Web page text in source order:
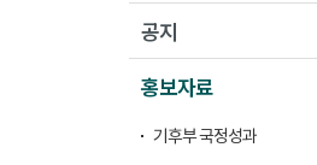
공지
홍보자료
기후부 국정성과